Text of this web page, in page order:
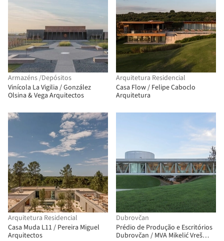
Armazéns /Depósitos
Vinícola La Vigilia / González
Olsina & Vega Arquitectos
Arquitetura Residencial
Casa Flow / Felipe Caboclo
Arquitetura
Arquitetura Residencial
Casa Muda L11 / Pereira Miguel
Arquitectos
Dubrovčan
Prédio de Produção e Escritórios
Dubrovčan / MVA Mikelić Vreš